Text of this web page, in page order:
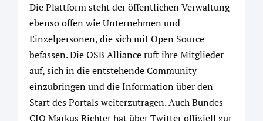
Die Plattform steht der öffentlichen Verwaltung
ebenso offen wie Unternehmen und
Einzelpersonen, die sich mit Open Source
befassen. Die OSB Alliance ruft ihre Mitglieder
auf, sich in die entstehende Community
einzubringen und die Information über den
Start des Portals weiterzutragen. Auch Bundes-
CIO Markus Richter hat über Twitter offiziell zur